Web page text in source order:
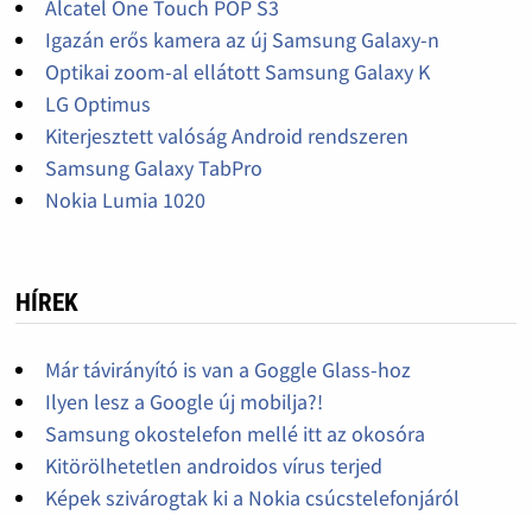
Alcatel One Touch POP S3
Igazán erős kamera az új Samsung Galaxy-n
Optikai zoom-al ellátott Samsung Galaxy K
LG Optimus
Kiterjesztett valóság Android rendszeren
Samsung Galaxy TabPro
Nokia Lumia 1020
HÍREK
Már távirányító is van a Goggle Glass-hoz
Ilyen lesz a Google új mobilja?!
Samsung okostelefon mellé itt az okosóra
Kitörölhetetlen androidos vírus terjed
Képek szivárogtak ki a Nokia csúcstelefonjáról